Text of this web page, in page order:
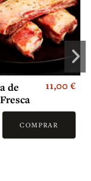
de
11,00 €
COMPRAR